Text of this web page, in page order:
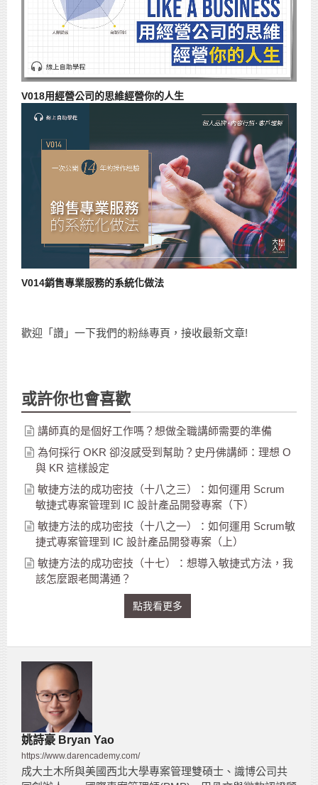
V018用經營公司的思維經營你的人生
V014銷售專業服務的系統化做法
歡迎「讚」一下我們的粉絲專頁，接收最新文章!
或許你也會喜歡
講師真的是個好工作嗎？想做全職講師需要的準備
為何採行 OKR 卻沒感受到幫助？史丹佛講師：理想 O
與 KR 這樣設定
敏捷方法的成功密技（十八之三）：如何運用 Scrum
敏捷式專案管理到 IC 設計產品開發專案（下）
敏捷方法的成功密技（十八之一）：如何運用 Scrum敏
捷式專案管理到 IC 設計產品開發專案（上）
敏捷方法的成功密技（十七）：想導入敏捷式方法，我
該怎麼跟老闆溝通？
點我看更多
姚詩豪 Bryan Yao
https://www.darencademy.com/
成大土木所與美國西北大學專案管理雙碩士、識博公司共